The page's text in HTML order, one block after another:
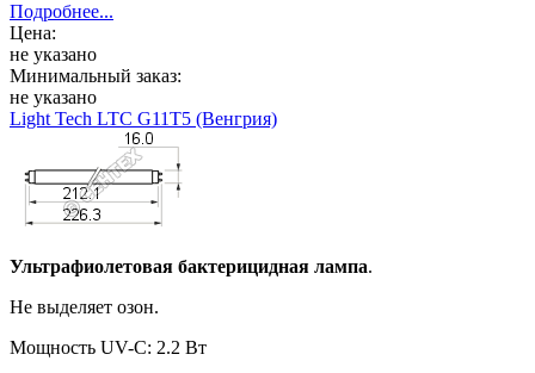
Подробнее...
Цена:
не указано
Минимальный заказ:
не указано
Light Tech LTC G11T5 (Венгрия)
Ультрафиолетовая бактерицидная лампа.
Не выделяет озон.
Мощность UV-C: 2.2 Вт